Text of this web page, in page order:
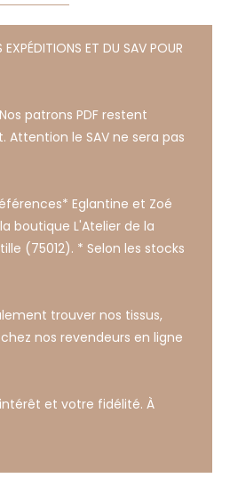
EXPÉDITIONS ET DU SAV POUR
patrons PDF restent
Attention le SAV ne sera pas
Eglantine et Zoé
boutique L'Atelier de la
(75012). * Selon les stocks
trouver nos tissus,
nos revendeurs en ligne
et votre fidélité. À